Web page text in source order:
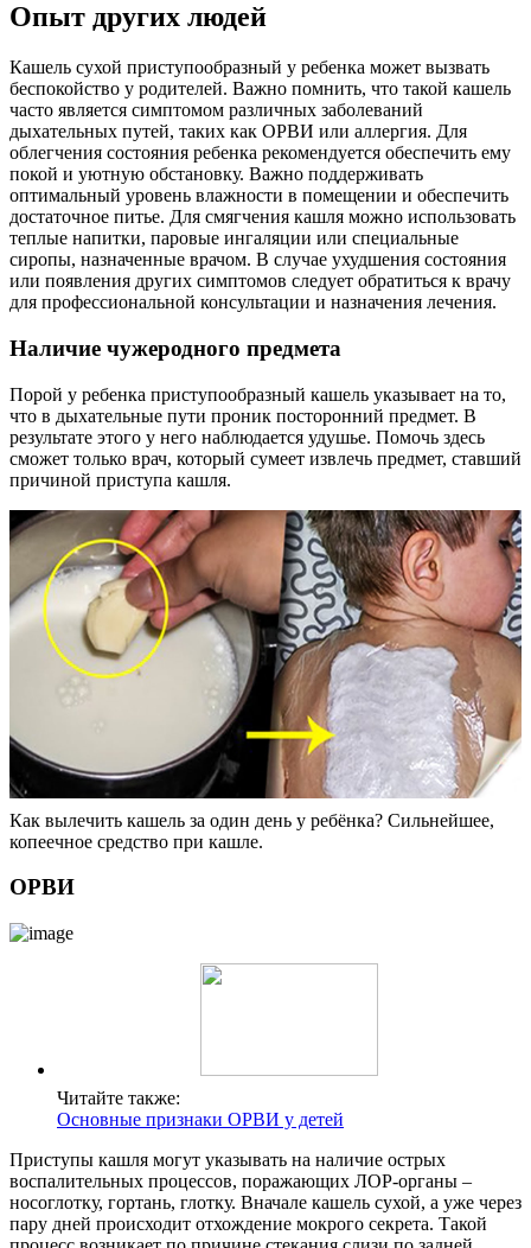
Опыт других людей
Кашель сухой приступообразный у ребенка может вызвать
беспокойство у родителей. Важно помнить, что такой кашель
часто является симптомом различных заболеваний
дыхательных путей, таких как ОРВИ или аллергия. Для
облегчения состояния ребенка рекомендуется обеспечить ему
покой и уютную обстановку. Важно поддерживать
оптимальный уровень влажности в помещении и обеспечить
достаточное питье. Для смягчения кашля можно использовать
теплые напитки, паровые ингаляции или специальные
сиропы, назначенные врачом. В случае ухудшения состояния
или появления других симптомов следует обратиться к врачу
для профессиональной консультации и назначения лечения.
Наличие чужеродного предмета
Порой у ребенка приступообразный кашель указывает на то,
что в дыхательные пути проник посторонний предмет. В
результате этого у него наблюдается удушье. Помочь здесь
сможет только врач, который сумеет извлечь предмет, ставший
причиной приступа кашля.
Как вылечить кашель за один день у ребёнка? Сильнейшее,
копеечное средство при кашле.
ОРВИ
Читайте также:
Основные признаки ОРВИ у детей
Приступы кашля могут указывать на наличие острых
воспалительных процессов, поражающих ЛОР-органы –
носоглотку, гортань, глотку. Вначале кашель сухой, а уже через
пару дней происходит отхождение мокрого секрета. Такой